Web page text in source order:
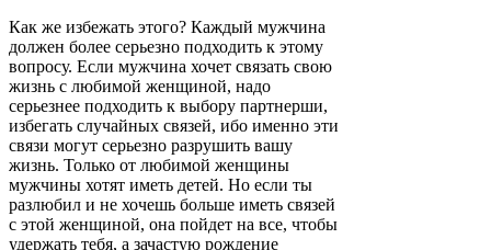
Как же избежать этого? Каждый мужчина
должен более серьезно подходить к этому
вопросу. Если мужчина хочет связать свою
жизнь с любимой женщиной, надо
серьезнее подходить к выбору партнерши,
избегать случайных связей, ибо именно эти
связи могут серьезно разрушить вашу
жизнь. Только от любимой женщины
мужчины хотят иметь детей. Но если ты
разлюбил и не хочешь больше иметь связей
с этой женщиной, она пойдет на все, чтобы
удержать тебя, а зачастую рождение